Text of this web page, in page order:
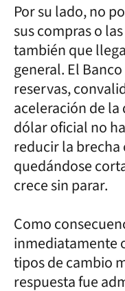
Por su lado, no
sus compras o
también que
general. El
reservas,
aceleración de
dólar oficial no
reducir la brecha
quedándose
crece sin parar.
Como
inmediatamente
tipos de cambio
respuesta fue